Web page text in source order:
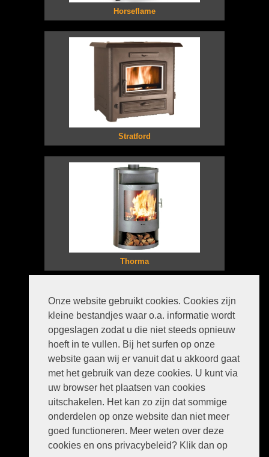
Onze website gebruikt cookies. Cookies zijn
kleine bestandjes waar o.a. informatie wordt
opgeslagen zodat u die niet steeds opnieuw
hoeft in te vullen. Bij het surfen op onze
website gaan wij er vanuit dat u akkoord gaat
met het gebruik van deze cookies. U kunt via
uw browser het plaatsen van cookies
uitschakelen. Het kan zo zijn dat sommige
onderdelen op onze website dan niet meer
goed functioneren. Meer weten over deze
cookies en ons privacybeleid? Klik dan op
Horseflame
Stratford
Thorma
Privacyverklaring
Sitemap
Contact
Climate kachels, houtkachels
Kortanova.nl
Kopstukken 1
9584 TE Mussel, Groningen